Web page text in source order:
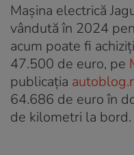
Mașina electrică
vândută în 2024
acum poate fi
47.500 de euro, pe
publicația
64.686 de euro în
de kilometri la bord.